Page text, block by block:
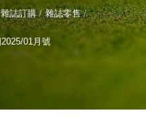
雜誌訂購 雜誌零售
01月號